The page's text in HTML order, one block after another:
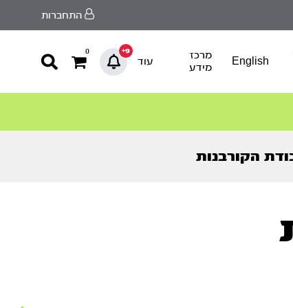
התחברות
English
מרכז
מידע
עוד
9+
0